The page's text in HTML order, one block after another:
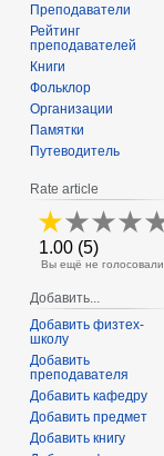
Преподаватели
Рейтинг
преподавателей
Книги
Фольклор
Организации
Памятки
Путеводитель
Rate article
1.00 (5)
Вы ещё не голосовали
Добавить...
Добавить физтех-
школу
Добавить
преподавателя
Добавить кафедру
Добавить предмет
Добавить книгу